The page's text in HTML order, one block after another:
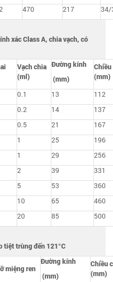
470 217 34/
xác Class A, chia vạch, có
Vạch chia
(ml)
Đường kính
(mm)
Chiều
(mm)
0.1 13
112
0.2 14
137
0.5 21
167
1 25
196
1 29
256
2 39
331
5 53
360
10 65
460
20 85 500
tiệt trùng đến 121°C
miệng ren
Đường kính
(mm)
Chiều
(mm)